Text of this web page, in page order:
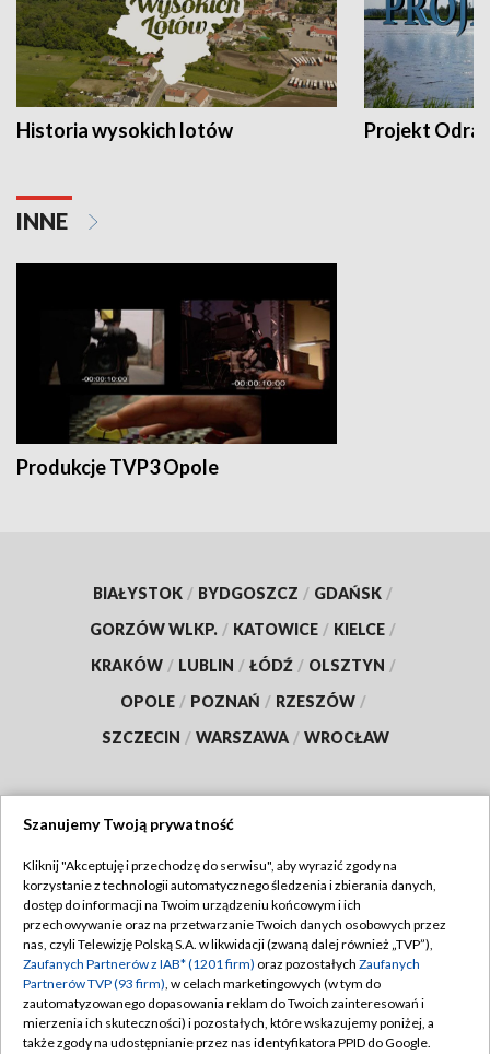
Historia wysokich lotów Projekt Odra
INNE
Produkcje TVP3 Opole
BIAŁYSTOK / BYDGOSZCZ / GDAŃSK /
GORZÓW WLKP. / KATOWICE / KIELCE /
KRAKÓW / LUBLIN / ŁÓDŹ / OLSZTYN /
OPOLE / POZNAŃ / RZESZÓW /
SZCZECIN / WARSZAWA / WROCŁAW
TVP
Abonament TVP
Emisja w TVP
Centrum informacji TVP
Naziemna Telewizja Cyfrowa
Regulamin TVP
Polityka prywatności
Moje zgody
Pomoc
Szanujemy Twoją prywatność
Kliknij "Akceptuję i przechodzę do serwisu", aby wyrazić zgody na
korzystanie z technologii automatycznego śledzenia i zbierania danych,
dostęp do informacji na Twoim urządzeniu końcowym i ich
przechowywanie oraz na przetwarzanie Twoich danych osobowych przez
nas, czyli Telewizję Polską S.A. w likwidacji (zwaną dalej również „TVP”),
Zaufanych Partnerów z IAB* (1201 firm) oraz pozostałych Zaufanych
Partnerów TVP (93 firm), w celach marketingowych (w tym do
zautomatyzowanego dopasowania reklam do Twoich zainteresowań i
mierzenia ich skuteczności) i pozostałych, które wskazujemy poniżej, a
także zgody na udostępnianie przez nas identyfikatora PPID do Google.